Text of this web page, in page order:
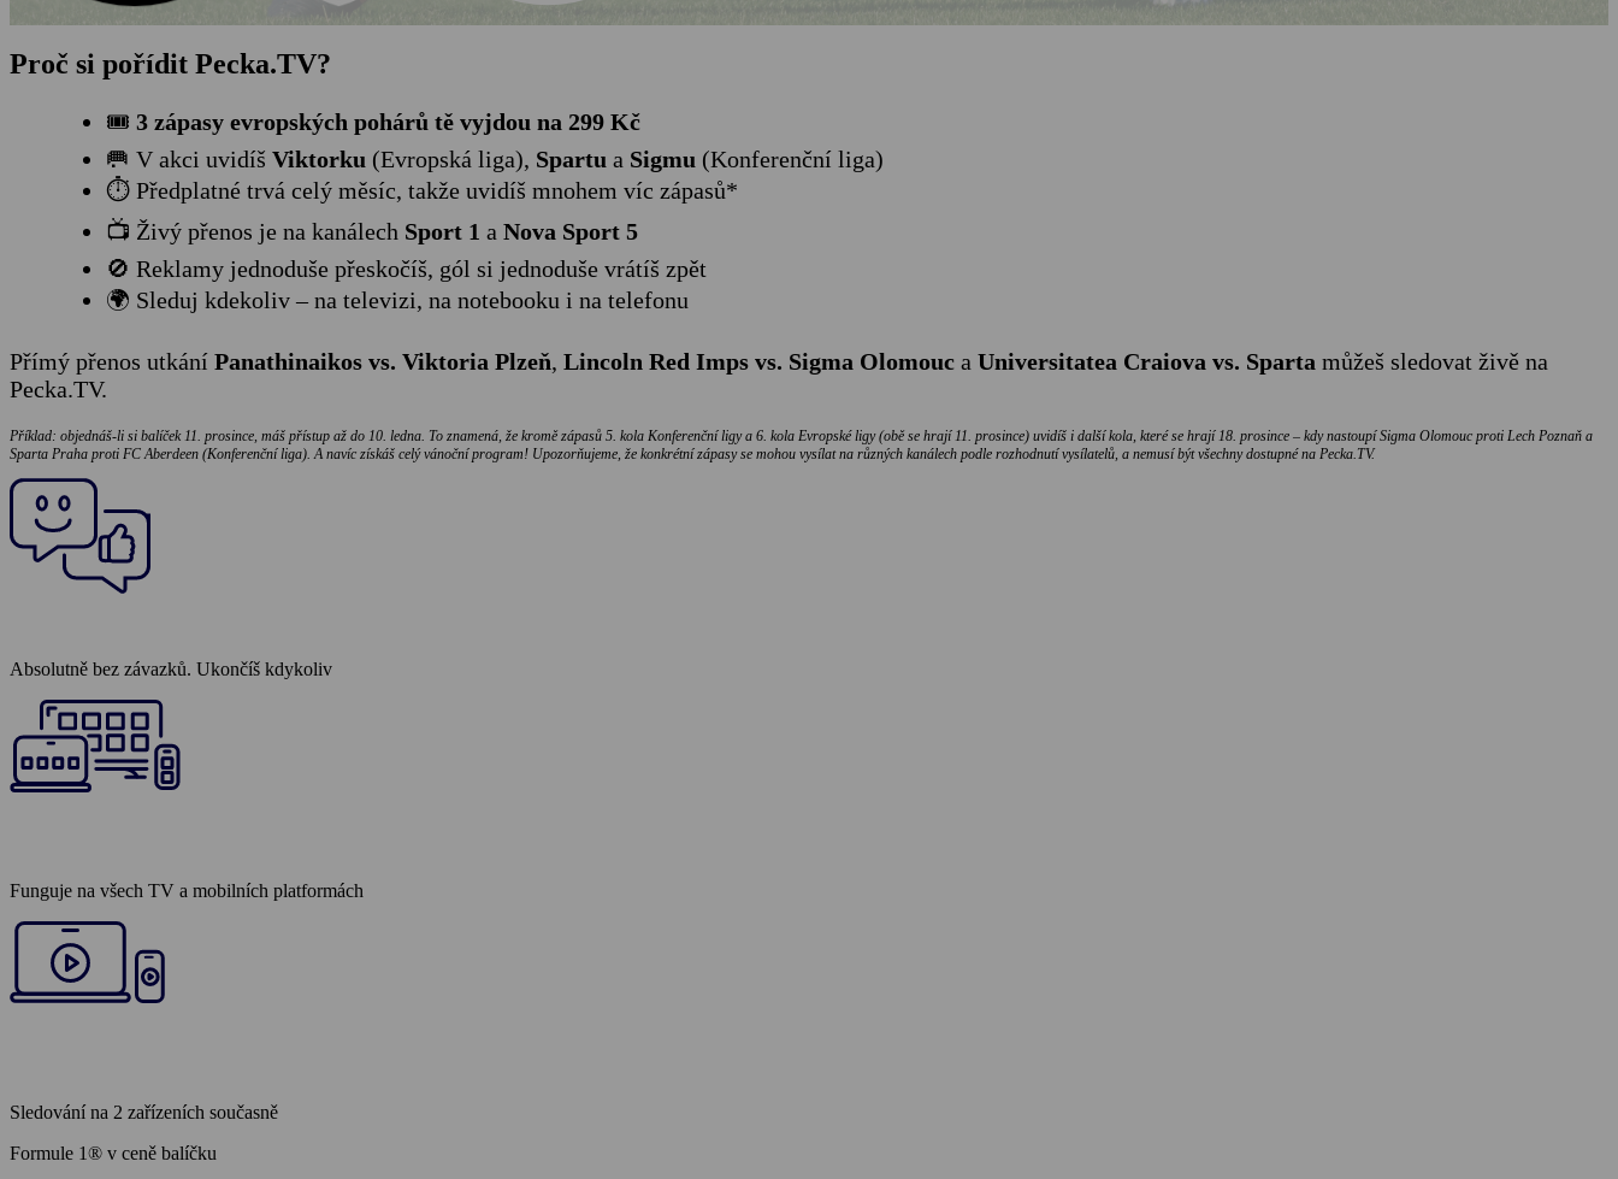
Proč si pořídit Pecka.TV?
🎟️ 3 zápasy evropských pohárů tě vyjdou na 299 Kč
🥅 V akci uvidíš Viktorku (Evropská liga), Spartu a Sigmu (Konferenční liga)
⏱️ Předplatné trvá celý měsíc, takže uvidíš mnohem víc zápasů*
📺 Živý přenos je na kanálech Sport 1 a Nova Sport 5
🚫 Reklamy jednoduše přeskočíš, gól si jednoduše vrátíš zpět
🌍 Sleduj kdekoliv – na televizi, na notebooku i na telefonu
Přímý přenos utkání Panathinaikos vs. Viktoria Plzeň, Lincoln Red Imps vs. Sigma Olomouc a Universitatea Craiova vs. Sparta můžeš sledovat živě na
Pecka.TV.
Příklad: objednáš-li si balíček 11. prosince, máš přístup až do 10. ledna. To znamená, že kromě zápasů 5. kola Konferenční ligy a 6. kola Evropské ligy (obě se hrají 11. prosince) uvidíš i další kola, které se hrají 18. prosince – kdy nastoupí Sigma Olomouc proti Lech Poznaň a
Sparta Praha proti FC Aberdeen (Konferenční liga). A navíc získáš celý vánoční program! Upozorňujeme, že konkrétní zápasy se mohou vysílat na různých kanálech podle rozhodnutí vysílatelů, a nemusí být všechny dostupné na Pecka.TV.
Absolutně bez závazků. Ukončíš kdykoliv
Funguje na všech TV a mobilních platformách
Sledování na 2 zařízeních současně
Formule 1® v ceně balíčku